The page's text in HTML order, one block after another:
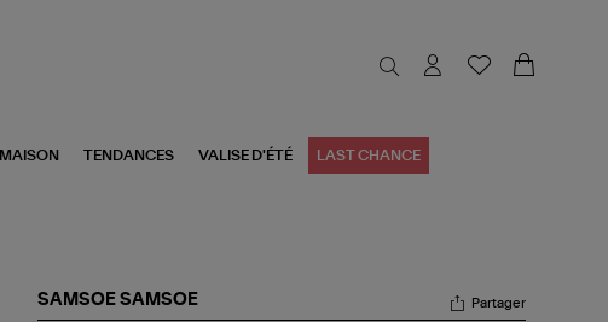
MAISON TENDANCES VALISE D'ÉTÉ LAST CHANCE
SAMSOE SAMSOE Partager